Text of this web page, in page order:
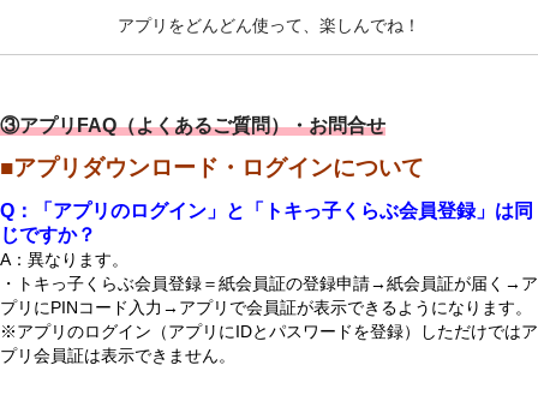
アプリをどんどん使って、楽しんでね！
③アプリFAQ（よくあるご質問）・お問合せ
■アプリダウンロード・ログインについて
Q：「アプリのログイン」と「トキっ子くらぶ会員登録」は同
じですか？
A：異なります。
・トキっ子くらぶ会員登録＝紙会員証の登録申請→紙会員証が届く→ア
プリにPINコード入力→アプリで会員証が表示できるようになります。
※アプリのログイン（アプリにIDとパスワードを登録）しただけではア
プリ会員証は表示できません。